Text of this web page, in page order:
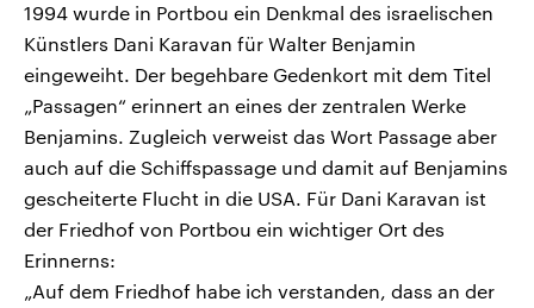
1994 wurde in Portbou ein Denkmal des israelischen
Künstlers Dani Karavan für Walter Benjamin
eingeweiht. Der begehbare Gedenkort mit dem Titel
„Passagen“ erinnert an eines der zentralen Werke
Benjamins. Zugleich verweist das Wort Passage aber
auch auf die Schiffspassage und damit auf Benjamins
gescheiterte Flucht in die USA. Für Dani Karavan ist
der Friedhof von Portbou ein wichtiger Ort des
Erinnerns:
„Auf dem Friedhof habe ich verstanden, dass an der